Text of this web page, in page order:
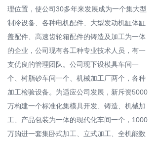
理位置，使公司30多年来发展成为一个集大型
制冷设备、各种电机配件、大型发动机缸体缸
盖配件、高速齿轮箱配件的铸造及加工为一体
的企业，公司现有各工种专业技术人员，有一
支优良的管理团队。公司现下设模具车间一
个、树脂砂车间一个、机械加工厂两个，各种
加工检验设备。为适应公司发展，新斥资5000
万构建一个标准化集模具开发、铸造、机械加
工、产品包装为一体的现代化车间一个，1000
万购进一套集卧式加工、立式加工、全机能数